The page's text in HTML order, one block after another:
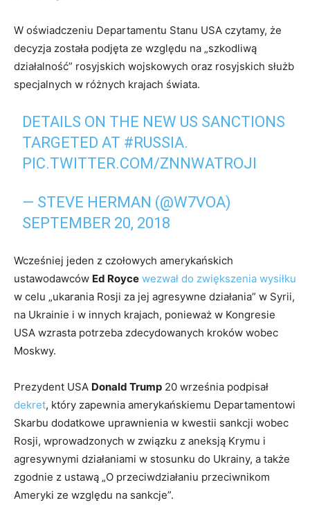
W oświadczeniu Departamentu Stanu USA czytamy, że
decyzja została podjęta ze względu na „szkodliwą
działalność” rosyjskich wojskowych oraz rosyjskich służb
specjalnych w różnych krajach świata.
DETAILS ON THE NEW US SANCTIONS
TARGETED AT #RUSSIA.
PIC.TWITTER.COM/ZNNWATROJI
— STEVE HERMAN (@W7VOA)
SEPTEMBER 20, 2018
Wcześniej jeden z czołowych amerykańskich
ustawodawców Ed Royce wezwał do zwiększenia wysiłku
w celu „ukarania Rosji za jej agresywne działania” w Syrii,
na Ukrainie i w innych krajach, ponieważ w Kongresie
USA wzrasta potrzeba zdecydowanych kroków wobec
Moskwy.
Prezydent USA Donald Trump 20 września podpisał
dekret, który zapewnia amerykańskiemu Departamentowi
Skarbu dodatkowe uprawnienia w kwestii sankcji wobec
Rosji, wprowadzonych w związku z aneksją Krymu i
agresywnymi działaniami w stosunku do Ukrainy, a także
zgodnie z ustawą „O przeciwdziałaniu przeciwnikom
Ameryki ze względu na sankcje”.